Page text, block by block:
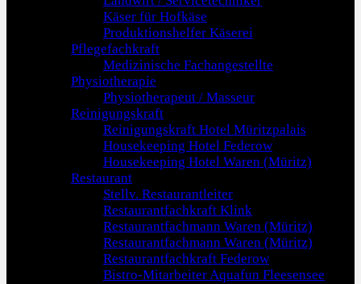
Käser für Hofkäse
Produktionshelfer Käserei
Pflegefachkraft
Medizinische Fachangestellte
Physiotherapie
Physiotherapeut / Masseur
Reinigungskraft
Reinigungskraft Hotel Müritzpalais
Housekeeping Hotel Federow
Housekeeping Hotel Waren (Müritz)
Restaurant
Stellv. Restaurantleiter
Restaurantfachkraft Klink
Restaurantfachmann Waren (Müritz)
Restaurantfachmann Waren (Müritz)
Restaurantfachkraft Federow
Bistro-Mitarbeiter Aquafun Fleesensee